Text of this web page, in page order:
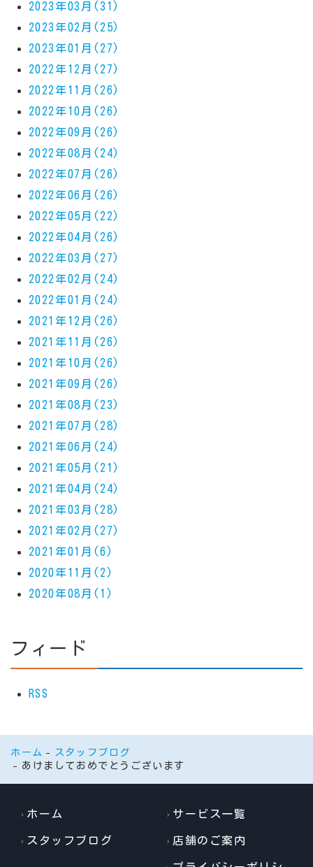
2023年03月(31)
2023年02月(25)
2023年01月(27)
2022年12月(27)
2022年11月(26)
2022年10月(26)
2022年09月(26)
2022年08月(24)
2022年07月(26)
2022年06月(26)
2022年05月(22)
2022年04月(26)
2022年03月(27)
2022年02月(24)
2022年01月(24)
2021年12月(26)
2021年11月(26)
2021年10月(26)
2021年09月(26)
2021年08月(23)
2021年07月(28)
2021年06月(24)
2021年05月(21)
2021年04月(24)
2021年03月(28)
2021年02月(27)
2021年01月(6)
2020年11月(2)
2020年08月(1)
フィード
RSS
ホーム
スタッフブログ
あけましておめでとうございます
ホーム サービス一覧
スタッフブログ 店舗のご案内